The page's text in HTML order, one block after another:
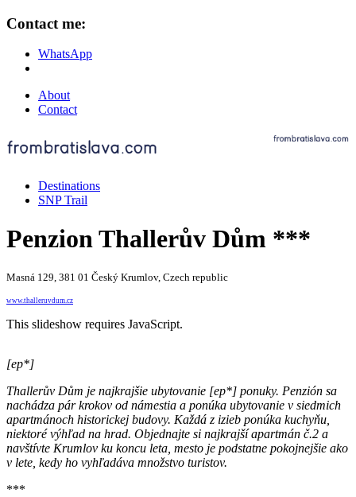
Contact me:
WhatsApp
About
Contact
Destinations
SNP Trail
Penzion Thallerův Dům ***
Masná 129, 381 01 Český Krumlov, Czech republic
www.thalleruvdum.cz
This slideshow requires JavaScript.
[ep*]
Thallerův Dům je najkrajšie ubytovanie [ep*] ponuky. Penzión sa
nachádza pár krokov od námestia a ponúka ubytovanie v siedmich
apartmánoch historickej budovy. Každá z izieb ponúka kuchyňu,
niektoré výhľad na hrad. Objednajte si najkrajší apartmán č.2 a
navštívte Krumlov ku koncu leta, mesto je podstatne pokojnejšie ako
v lete, kedy ho vyhľadáva množstvo turistov.
***